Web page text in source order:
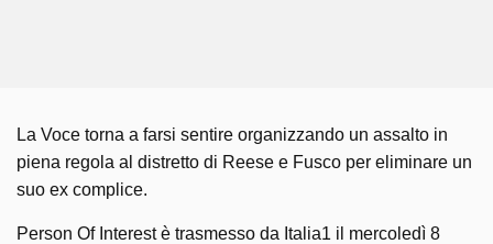
La Voce torna a farsi sentire organizzando un assalto in
piena regola al distretto di Reese e Fusco per eliminare un
suo ex complice.
Person Of Interest è trasmesso da Italia1 il mercoledì 8